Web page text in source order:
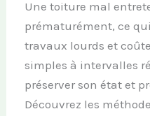
Une toiture mal
prématurément, ce
travaux lourds et
simples à intervalles
préserver son état et
Découvrez les